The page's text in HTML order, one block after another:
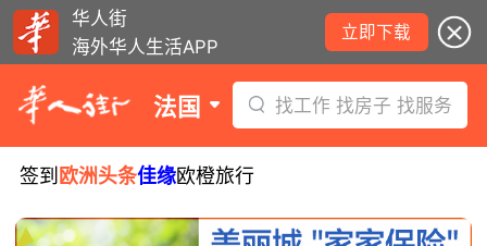
华人街
海外华人生活APP
立即下载
法国 找工作 找房子 找服务
签到 欧洲头条佳缘欧橙旅行